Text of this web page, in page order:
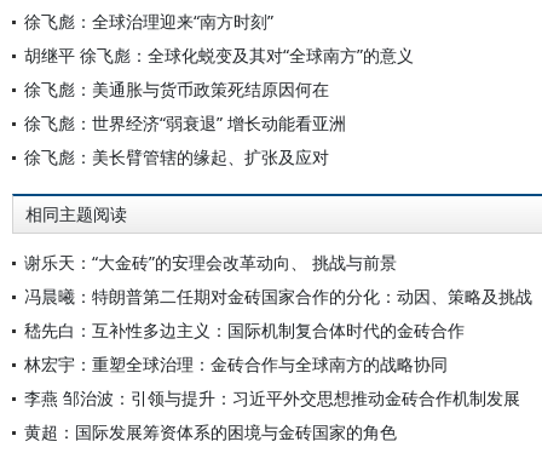
徐飞彪：全球治理迎来“南方时刻”
胡继平 徐飞彪：全球化蜕变及其对“全球南方”的意义
徐飞彪：美通胀与货币政策死结原因何在
徐飞彪：世界经济“弱衰退” 增长动能看亚洲
徐飞彪：美长臂管辖的缘起、扩张及应对
相同主题阅读
谢乐天：“大金砖”的安理会改革动向、 挑战与前景
冯晨曦：特朗普第二任期对金砖国家合作的分化：动因、策略及挑战
嵇先白：互补性多边主义：国际机制复合体时代的金砖合作
林宏宇：重塑全球治理：金砖合作与全球南方的战略协同
李燕 邹治波：引领与提升：习近平外交思想推动金砖合作机制发展
黄超：国际发展筹资体系的困境与金砖国家的角色